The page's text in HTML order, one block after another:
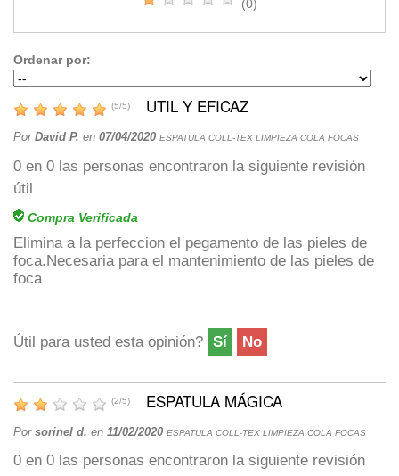
(0)
Ordenar por:
(5/5) UTIL Y EFICAZ
Por David P. en 07/04/2020 ESPATULA COLL-TEX LIMPIEZA COLA FOCAS
0 en 0 las personas encontraron la siguiente revisión
útil
Compra Verificada
Elimina a la perfeccion el pegamento de las pieles de
foca.Necesaria para el mantenimiento de las pieles de
foca
Útil para usted esta opinión? Sí No
(2/5) ESPATULA MÁGICA
Por sorinel d. en 11/02/2020 ESPATULA COLL-TEX LIMPIEZA COLA FOCAS
0 en 0 las personas encontraron la siguiente revisión